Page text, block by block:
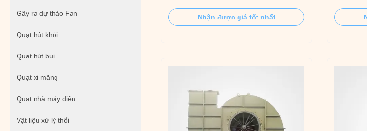
Gây ra dự thảo Fan
Quạt hút khói
Quạt hút bụi
Quạt xi măng
Quạt nhà máy điện
Vật liệu xử lý thổi
with over 70 years of experience, we
provide fully customized high-efficiency,
Nhận được giá tốt nhất
Q345